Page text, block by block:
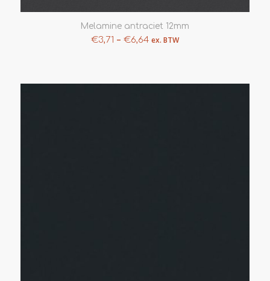
Melamine antraciet 12mm
€3,71 – €6,64 ex. BTW